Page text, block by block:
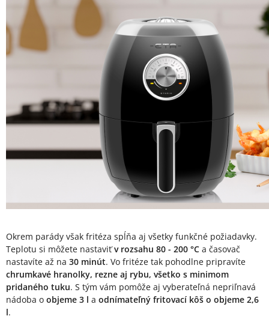
Okrem parády však fritéza spĺňa aj všetky funkčné požiadavky.
Teplotu si môžete nastaviťv rozsahu 80 - 200 °C a časovač
nastavíte až na 30 minút. Vo fritéze tak pohodlne pripravíte
chrumkavé hranolky, rezne aj rybu, všetko s minimom
pridaného tuku. S tým vám pomôže aj vyberateľná nepriľnavá
nádoba o objeme 3 l a odnímateľný fritovací kôš o objeme 2,6
l.